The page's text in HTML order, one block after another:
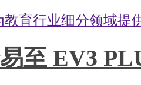
育行业细分领域提
至 EV3